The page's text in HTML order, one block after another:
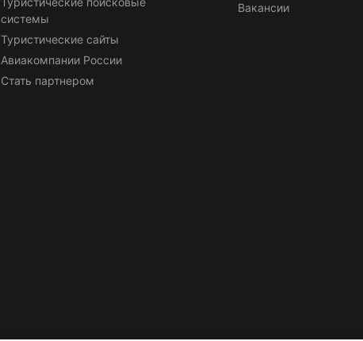
системы
Туристические сайты
Авиакомпании России
Стать партнером
Вакансии